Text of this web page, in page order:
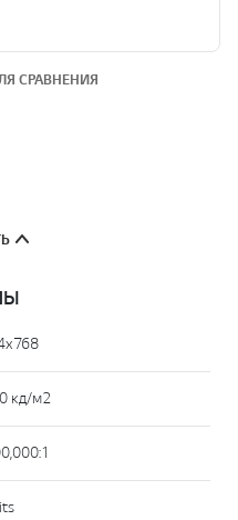
СРАВНЕНИЯ
кд/м2